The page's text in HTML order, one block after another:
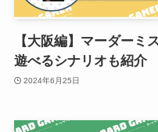
【大阪編】マーダーミ
遊べるシナリオも紹介
2024年6月25日